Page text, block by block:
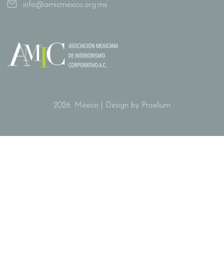
info@amicmexico.org.mx
2026. México | Design by Proelium